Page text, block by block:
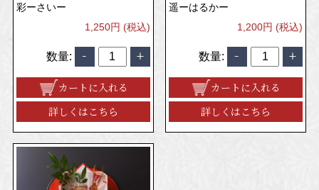
彩ーさいー
1,250円 (税込)
数量:
カートに入れる
詳しくはこちら
遥ーはるかー
1,200円 (税込)
数量:
カートに入れる
詳しくはこちら